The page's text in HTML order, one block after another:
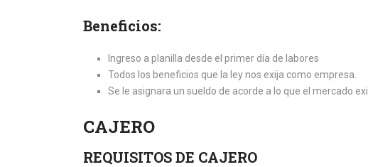
Beneficios:
Ingreso a planilla desde el primer día de labores
Todos los beneficios que la ley nos exija como empresa.
Se le asignara un sueldo de acorde a lo que el mercado
CAJERO
REQUISITOS DE CAJERO